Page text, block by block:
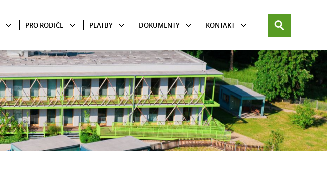
PRO RODIČE PLATBY DOKUMENTY KONTAKT